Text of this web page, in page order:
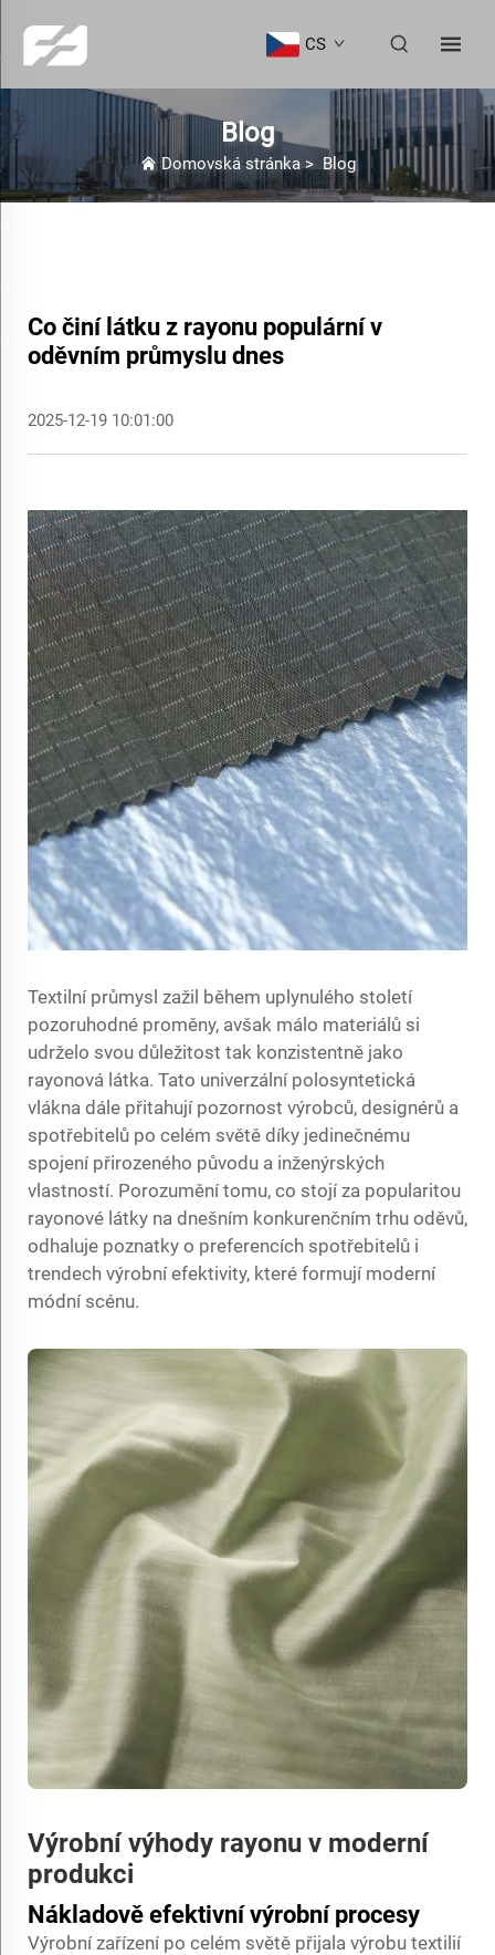
CS
Blog
Domovská stránka> Blog
Co činí látku z rayonu populární v
oděvním průmyslu dnes
2025-12-19 10:01:00
Textilní průmysl zažil během uplynulého století
pozoruhodné proměny, avšak málo materiálů si
udrželo svou důležitost tak konzistentně jako
rayonová látka. Tato univerzální polosyntetická
vlákna dále přitahují pozornost výrobců, designérů a
spotřebitelů po celém světě díky jedinečnému
spojení přirozeného původu a inženýrských
vlastností. Porozumění tomu, co stojí za popularitou
rayonové látky na dnešním konkurenčním trhu oděvů,
odhaluje poznatky o preferencích spotřebitelů i
trendech výrobní efektivity, které formují moderní
módní scénu.
Výrobní výhody rayonu v moderní
produkci
Nákladově efektivní výrobní procesy
Výrobní zařízení po celém světě přijala výrobu textilií